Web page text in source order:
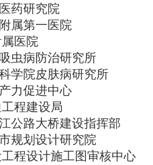
药研究院
属第一医院
医院
病防治研究所
院皮肤病研究所
力促进中心
程建设局
路大桥建设指挥部
划设计研究院
设计施工图审核中心